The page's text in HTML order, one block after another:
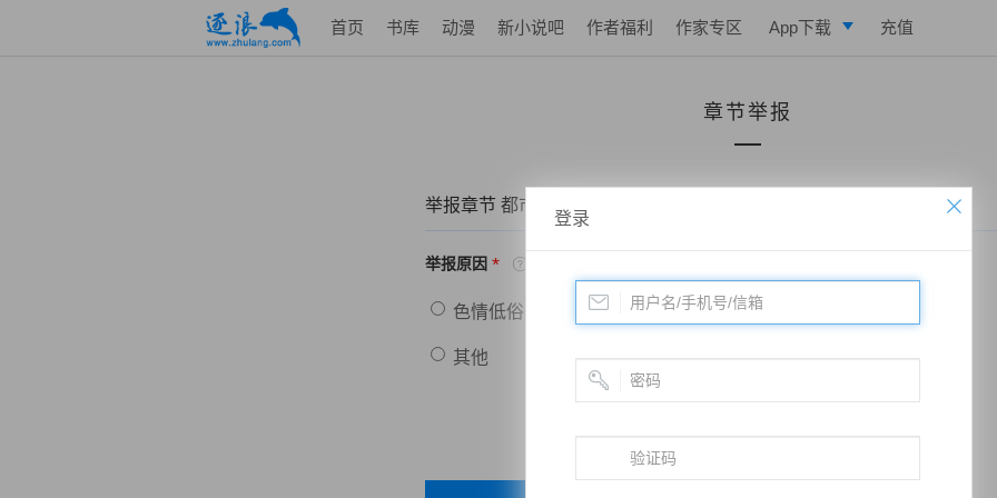
首页 书库 动漫 新小说吧 作者福利 作家专区 App下载
写作助手
充值
章节举报
举报章节 都市之修仙战神——第0291章 吞噬灵气
举报原因 *
色情低俗 政治敏感 暴力低俗
其他
登录